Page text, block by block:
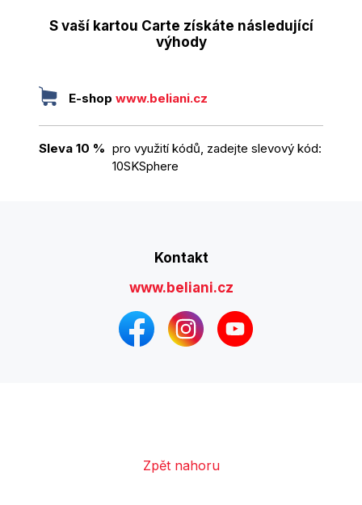
S vaší kartou Carte získáte následující
výhody
E-shop www.beliani.cz
Sleva 10 % pro využití kódů, zadejte slevový kód:
10SKSphere
Kontakt
www.beliani.cz
Zpět nahoru